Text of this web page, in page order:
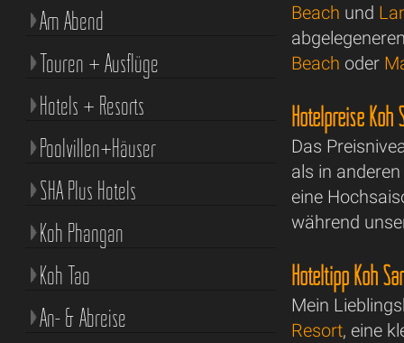
Beach und
Beach oder
Hotelpreise Koh
Das
als in
eine
während
Hoteltipp Koh
Mein
Resort, eine
Am Abend
Touren + Ausflüge
Hotels + Resorts
Poolvillen+Häuser
SHA Plus Hotels
Koh Phangan
Koh Tao
An- & Abreise